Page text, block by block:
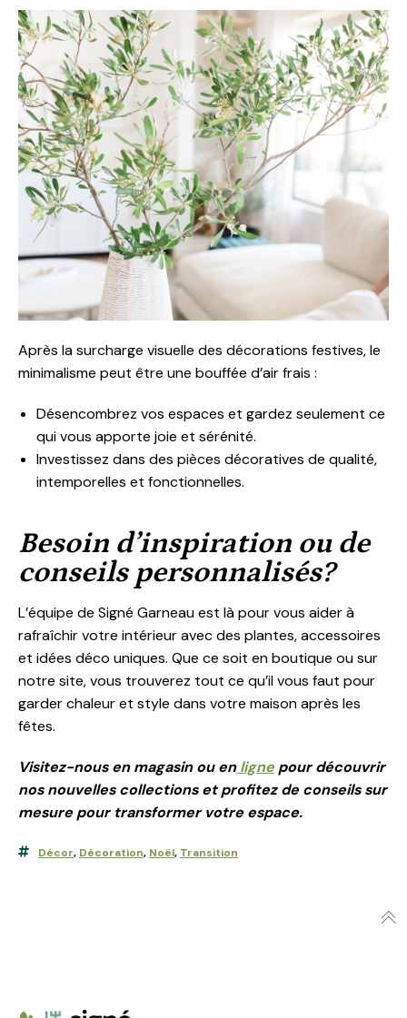
Après la surcharge visuelle des décorations festives, le
minimalisme peut être une bouffée d’air frais :
Désencombrez vos espaces et gardez seulement ce
qui vous apporte joie et sérénité.
Investissez dans des pièces décoratives de qualité,
intemporelles et fonctionnelles.
Besoin d’inspiration ou de
conseils personnalisés?
L’équipe de Signé Garneau est là pour vous aider à
rafraîchir votre intérieur avec des plantes, accessoires
et idées déco uniques. Que ce soit en boutique ou sur
notre site, vous trouverez tout ce qu’il vous faut pour
garder chaleur et style dans votre maison après les
fêtes.
Visitez-nous en magasin ou enligne pour découvrir
nos nouvelles collections et profitez de conseils sur
mesure pour transformer votre espace.
Décor, Décoration, Noël, Transition